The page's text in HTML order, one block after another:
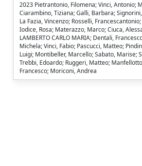
2023 Pietrantonio, Filomena; Vinci, Antonio;
Ciarambino, Tiziana; Galli, Barbara;
La Fazia, Vincenzo; Rosselli,
Iodice, Rosa; Materazzo, Marco; Ciuca,
LAMBERTO CARLO MARIA; Dentali,
Michela; Vinci, Fabio; Pascucci, Matteo;
Luigi; Montibeller, Marcello; Sabato, Marise;
Trebbi, Edoardo; Ruggeri, Matteo;
Francesco; Moriconi, Andrea